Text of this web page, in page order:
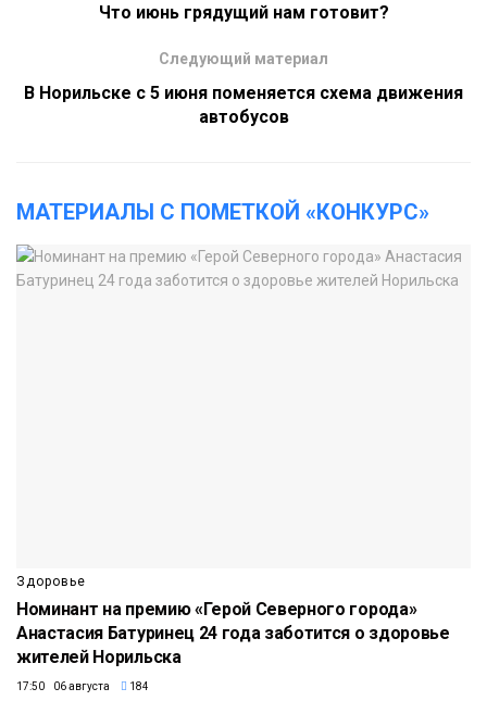
Что июнь грядущий нам готовит?
Следующий материал
В Норильске с 5 июня поменяется схема движения
автобусов
МАТЕРИАЛЫ С ПОМЕТКОЙ «КОНКУРС»
Здоровье
Номинант на премию «Герой Северного города»
Анастасия Батуринец 24 года заботится о здоровье
жителей Норильска
17:50 06 августа 184